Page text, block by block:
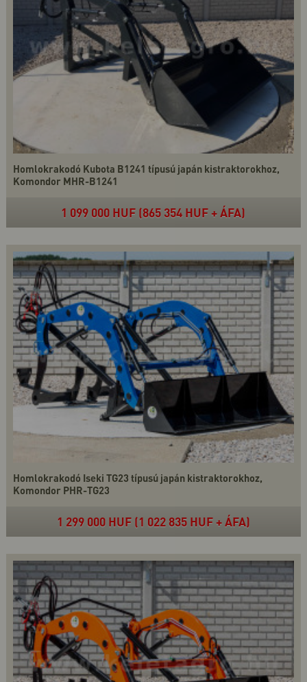
Homlokrakodó Kubota B1241 típusú japán kistraktorokhoz,
Komondor MHR-B1241
1 099 000 HUF (865 354 HUF + ÁFA)
Homlokrakodó Iseki TG23 típusú japán kistraktorokhoz,
Komondor PHR-TG23
1 299 000 HUF (1 022 835 HUF + ÁFA)